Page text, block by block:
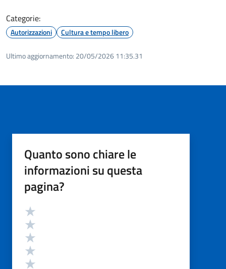
Categorie:
Autorizzazioni Cultura e tempo libero
Ultimo aggiornamento: 20/05/2026 11:35.31
Quanto sono chiare le
informazioni su questa
pagina?
Valutazione